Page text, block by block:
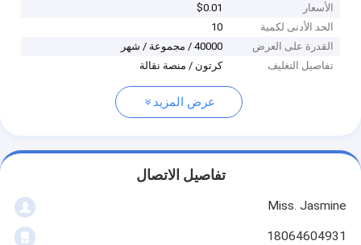
الأسعار
$0.01
الحد الأدنى لكمية
10
القدرة على العرض
40000 / مجموعة / شهر
تفاصيل التغليف
كرتون / منصة نقالة
عرض المزيد
تفاصيل الاتصال
Miss. Jasmine
18064604931